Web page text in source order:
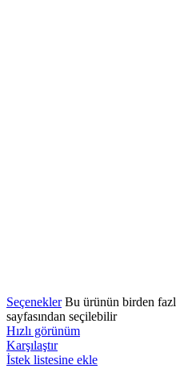
Seçenekler Bu ürünün birden
sayfasından seçilebilir
Hızlı görünüm
Karşılaştır
İstek listesine ekle